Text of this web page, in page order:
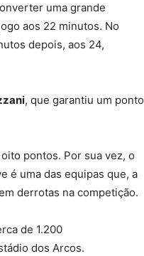
uma grande
aos 22 minutos. No
depois, aos 24,
, que garantiu um ponto
pontos. Por sua vez, o
é uma das equipas que, a
derrotas na competição.
de 1.200
dos Arcos.